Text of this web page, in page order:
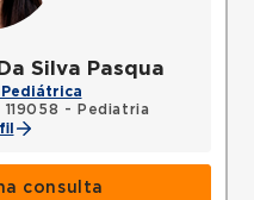
Silva Pasqua
119058 - Pediatria
consulta